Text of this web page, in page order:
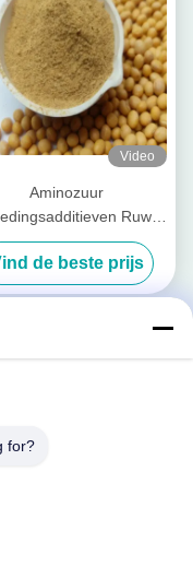
Video
Aminozuur
Ruw
Met Hoge Pepsine
Voor
Dierlijke Voeding
de beste prijs
for?